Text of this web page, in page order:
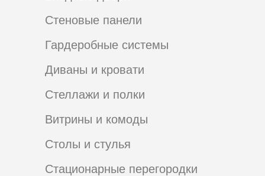
Стеновые панели
Гардеробные системы
Диваны и кровати
Столы и стулья
Витрины и комоды
Стеллажи и полки
Стационарные перегородки